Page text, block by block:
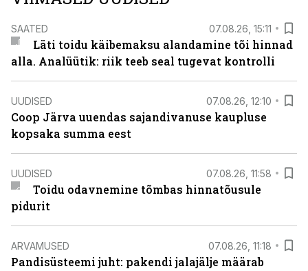
SAATED 07.08.26, 15:11
Läti toidu käibemaksu alandamine tõi hinnad
alla. Analüütik: riik teeb seal tugevat kontrolli
UUDISED 07.08.26, 12:10
Coop Järva uuendas sajandivanuse kaupluse
kopsaka summa eest
UUDISED 07.08.26, 11:58
Toidu odavnemine tõmbas hinnatõusule
pidurit
ARVAMUSED 07.08.26, 11:18
Pandisüsteemi juht: pakendi jalajälje määrab